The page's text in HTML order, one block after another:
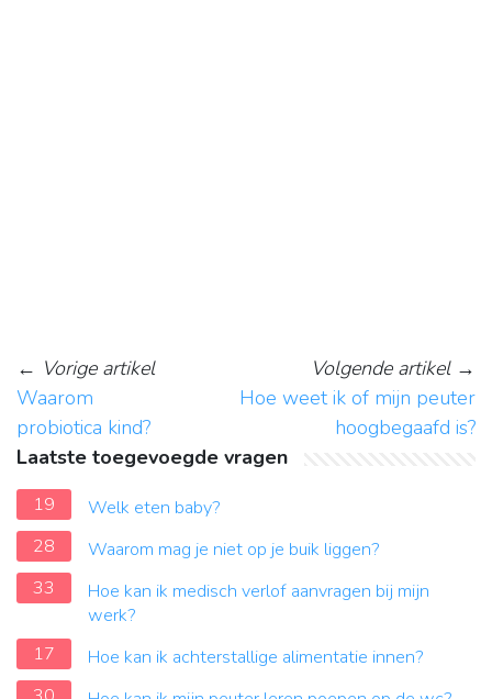
← Vorige artikel
Waarom
probiotica kind?
Volgende artikel→
Hoe weet ik of mijn peuter
hoogbegaafd is?
Laatste toegevoegde vragen
19
Welk eten baby?
28
Waarom mag je niet op je buik liggen?
33
Hoe kan ik medisch verlof aanvragen bij mijn
werk?
17
Hoe kan ik achterstallige alimentatie innen?